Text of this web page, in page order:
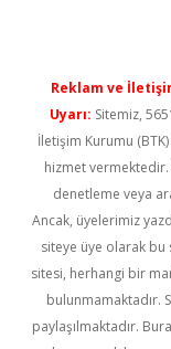
Reklam ve
Uyarı: Sitemiz,
İletişim Kurumu
hizmet
denetleme veya
Ancak, üyelerimiz
siteye üye olarak bu
sitesi, herhangi bir
bulunmamaktadır.
paylaşılmaktadır.